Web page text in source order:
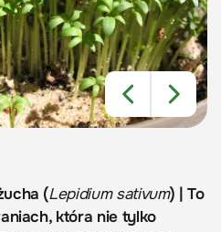
(Lepidium sativum) | To
która nie tylko